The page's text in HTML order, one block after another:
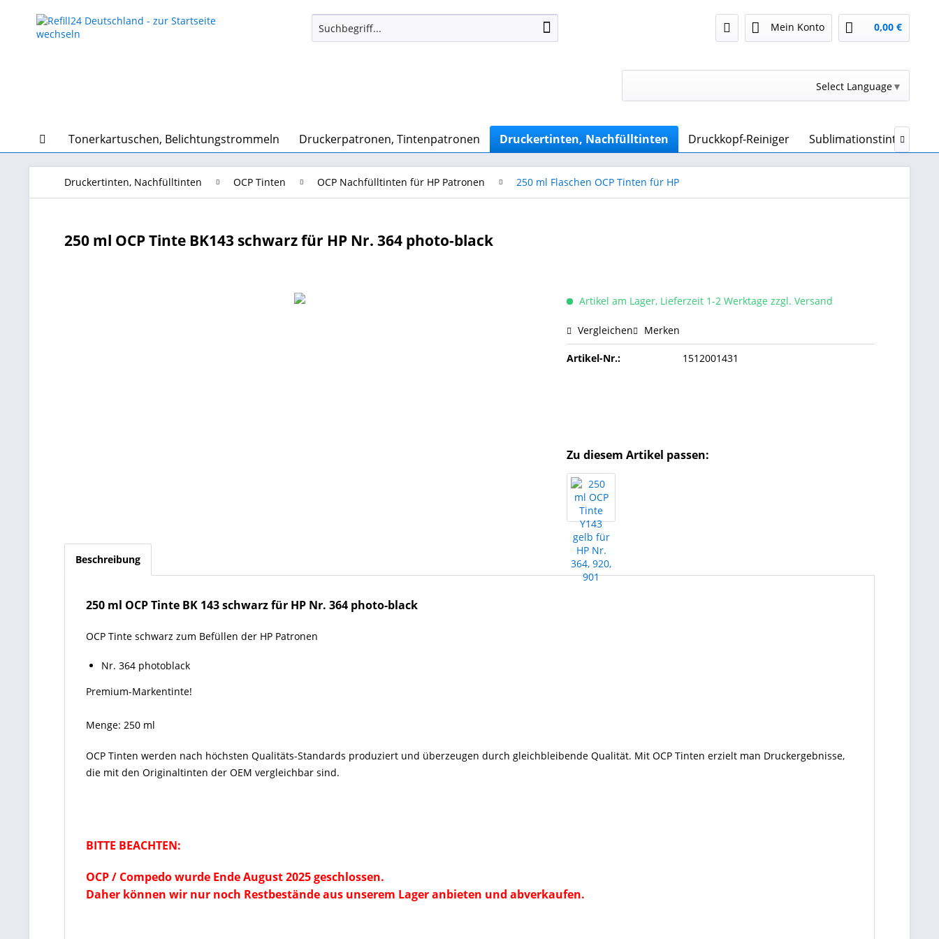
Mein Konto 0,00 €
Select Language▼
Tonerkartuschen, Belichtungstrommeln Druckerpatronen, Tintenpatronen Druckertinten, Nachfülltinten Druckkopf-Reiniger Sublimationstinte &

Druckertinten, Nachfülltinten OCP Tinten OCP Nachfülltinten für HP Patronen 250 ml Flaschen OCP Tinten für HP
250 ml OCP Tinte BK143 schwarz für HP Nr. 364 photo-black
Artikel am Lager, Lieferzeit 1-2 Werktage zzgl. Versand
Vergleichen Merken
Artikel-Nr.: 1512001431
Zu diesem Artikel passen:
Beschreibung
250 ml OCP Tinte BK 143 schwarz für HP Nr. 364 photo-black
OCP Tinte schwarz zum Befüllen der HP Patronen
Nr. 364 photoblack
Premium-Markentinte!
Menge: 250 ml
OCP Tinten werden nach höchsten Qualitäts-Standards produziert und überzeugen durch gleichbleibende Qualität. Mit OCP Tinten erzielt man Druckergebnisse,
die mit den Originaltinten der OEM vergleichbar sind.
BITTE BEACHTEN:
OCP / Compedo wurde Ende August 2025 geschlossen.
Daher können wir nur noch Restbestände aus unserem Lager anbieten und abverkaufen.